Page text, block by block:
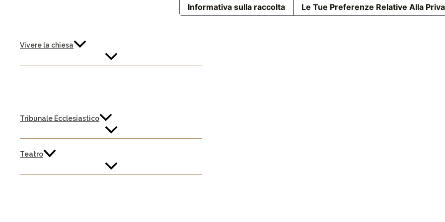
Vivere la chiesa
Tribunale Ecclesiastico
Teatro
Informativa sulla raccolta Le Tue Preferenze Relative Alla